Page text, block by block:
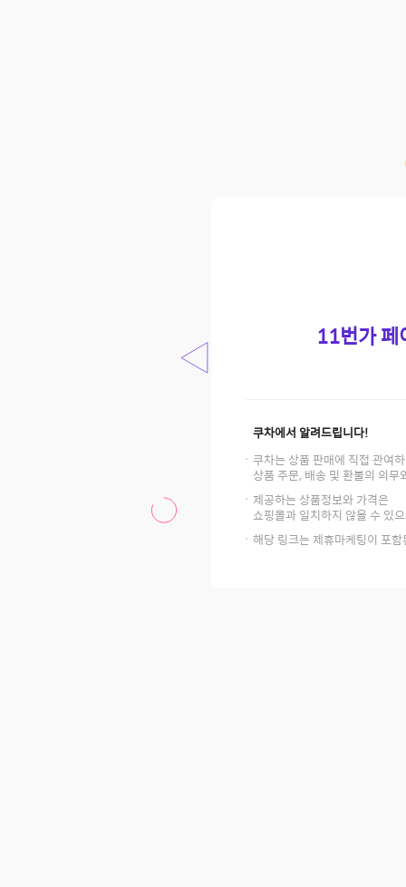
11번가 페
쿠차에서 알려드립니다!
쿠차는 상품 판매에 직접 관여
상품 주문, 배송 및 환불의 의
제공하는 상품정보와 가격은
쇼핑몰과 일치하지 않을 수 있
해당 링크는 제휴마케팅이 포